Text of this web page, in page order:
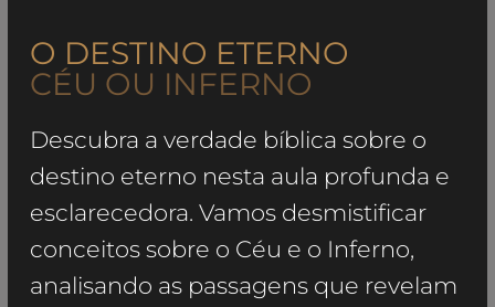
O DESTINO ETERNO
CÉU OU INFERNO
Descubra a verdade bíblica sobre o
destino eterno nesta aula profunda e
esclarecedora. Vamos desmistificar
conceitos sobre o Céu e o Inferno,
analisando as passagens que revelam